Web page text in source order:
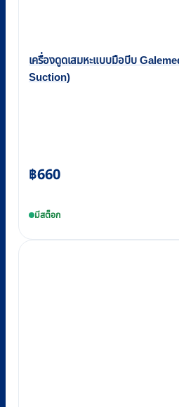
เครื่องดูดเสมหะแบบมือบีบ
Suction)
฿660
มีสต็อก